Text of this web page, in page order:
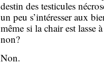
destin des testicules
un peu s’intéresser aux
même si la chair est lasse
non?
Non.